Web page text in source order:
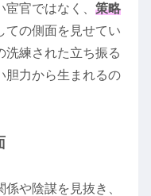
官ではなく、 策略
ての側面を見せてい
洗練された立ち振る
胆力から生まれるの
や陰謀を見抜き、